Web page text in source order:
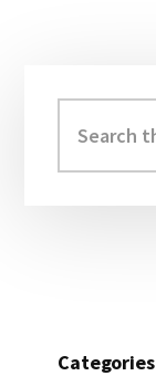
Sidebar
this
website
Categories